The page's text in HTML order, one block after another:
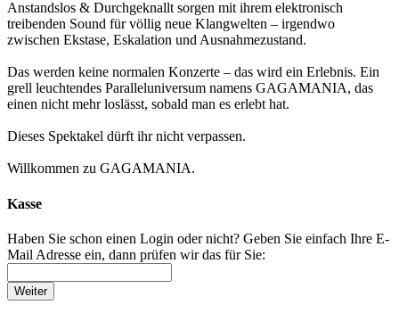
Anstandslos & Durchgeknallt sorgen mit ihrem elektronisch
treibenden Sound für völlig neue Klangwelten – irgendwo
zwischen Ekstase, Eskalation und Ausnahmezustand.
Das werden keine normalen Konzerte – das wird ein Erlebnis. Ein
grell leuchtendes Paralleluniversum namens GAGAMANIA, das
einen nicht mehr loslässt, sobald man es erlebt hat.
Dieses Spektakel dürft ihr nicht verpassen.
Willkommen zu GAGAMANIA.
Kasse
Haben Sie schon einen Login oder nicht? Geben Sie einfach Ihre E-
Mail Adresse ein, dann prüfen wir das für Sie:
Weiter